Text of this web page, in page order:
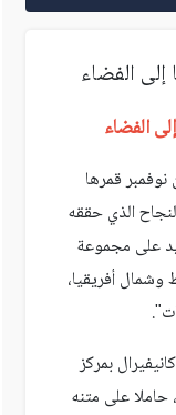
الفضاء
الفضاء
قمرها
الذي حققه
على مجموعة
أفريقيا،
كيب كانيفيرال بمركز
حاملا على متنه